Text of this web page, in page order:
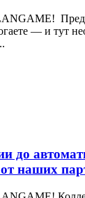
— и тут
до
наших